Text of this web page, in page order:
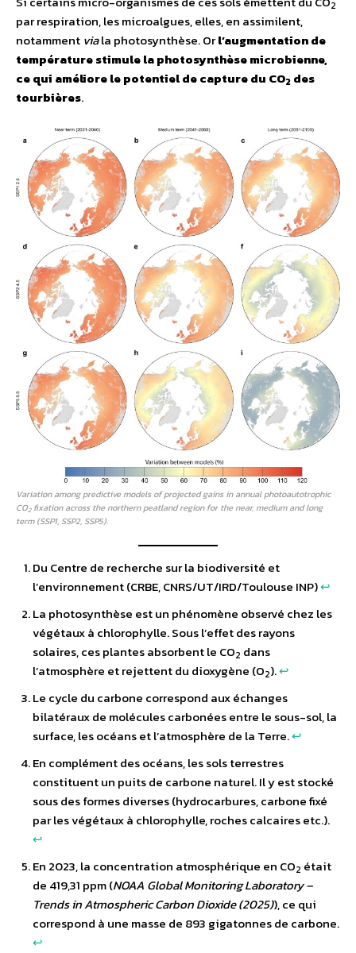
2
par respiration, les microalgues, elles, en assimilent,
notamment viala photosynthèse. Orl’augmentation de
température stimule la photosynthèse microbienne,
ce qui améliore le potentiel de capture du CO2 des
tourbières.
Variation among predictive models of projected gains in annual photoautotrophic
CO2fixation across the northern peatland region for the near, medium and long
term (SSP1, SSP2, SSP5).
Du Centre de recherche sur la biodiversité et
l’environnement (CRBE, CNRS/UT/IRD/Toulouse INP)↩︎
La photosynthèse est un phénomène observé chez les
végétaux à chlorophylle. Sous l’effet des rayons
solaires, ces plantes absorbent le CO2 dans
l’atmosphère et rejettent du dioxygène (O2).↩︎
Le cycle du carbone correspond aux échanges
bilatéraux de molécules carbonées entre le sous-sol, la
surface, les océans et l’atmosphère de la Terre.↩︎
En complément des océans, les sols terrestres
constituent un puits de carbone naturel. Il y est stocké
sous des formes diverses (hydrocarbures, carbone fixé
par les végétaux à chlorophylle, roches calcaires etc.).
↩︎
En 2023, la concentration atmosphérique en CO2 était
de 419,31 ppm (NOAA Global Monitoring Laboratory –
Trends in Atmospheric Carbon Dioxide (2025)), ce qui
correspond à une masse de 893 gigatonnes de carbone.
↩︎